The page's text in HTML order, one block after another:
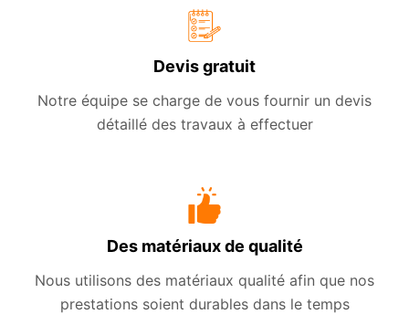
Devis gratuit
Notre équipe se charge de vous fournir un devis
détaillé des travaux à effectuer
Des matériaux de qualité
Nous utilisons des matériaux qualité afin que nos
prestations soient durables dans le temps